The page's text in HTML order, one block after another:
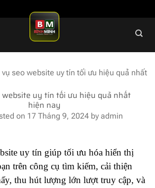
vụ seo website uy tín tối ưu hiệu quả nhất
website uy tín tối ưu hiệu quả nhất
hiện nay
on 17 Tháng 9, 2024by admin
uy tín giúp tối ưu hóa hiển thị
trên công cụ tìm kiếm, cải thiện
thu hút lượng lớn lượt truy cập, và